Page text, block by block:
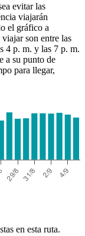
evitar las
viajarán
el gráfico a
son entre las
4 p. m. y las 7 p. m.
a su punto de
para llegar,
en esta ruta.